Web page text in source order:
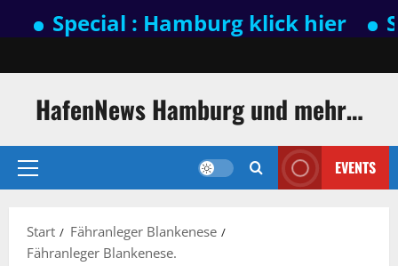
Special : Hamburg klick hier
Inhalt
HafenNews Hamburg und mehr…
Primäres
EVENTS
Start
Fähranleger Blankenese
Fähranleger Blankenese.